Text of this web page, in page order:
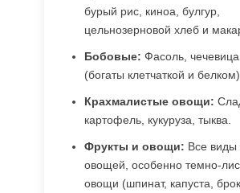
бурый рис, киноа, булгур,
цельнозерновой хлеб и
Бобовые: Фасоль,
(богаты клетчаткой и белком).
Крахмалистые овощи:
картофель, кукуруза, тыква.
Фрукты и овощи: Все виды
овощей, особенно темно-
овощи (шпинат, капуста,